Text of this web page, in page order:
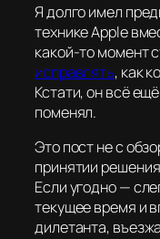
Я долго имел
технике Apple
какой-то момент
исправлять, как
Кстати, он всё
поменял.
Это пост не с
принятии
Если угодно —
текущее время и
дилетанта,